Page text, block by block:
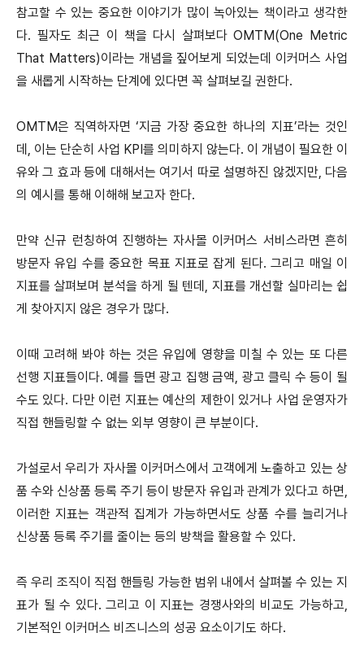
참고할 수 있는 중요한 이야기가 많이 녹아있는 책이라고 생각한
다. 필자도 최근 이 책을 다시 살펴보다 OMTM(One Metric
That Matters)이라는 개념을 짚어보게 되었는데 이커머스 사업
을 새롭게 시작하는 단계에 있다면 꼭 살펴보길 권한다.
OMTM은 직역하자면 ‘지금 가장 중요한 하나의 지표’라는 것인
데, 이는 단순히 사업 KPI를 의미하지 않는다. 이 개념이 필요한 이
유와 그 효과 등에 대해서는 여기서 따로 설명하진 않겠지만, 다음
의 예시를 통해 이해해 보고자 한다.
만약 신규 런칭하여 진행하는 자사몰 이커머스 서비스라면 흔히
방문자 유입 수를 중요한 목표 지표로 잡게 된다. 그리고 매일 이
지표를 살펴보며 분석을 하게 될 텐데, 지표를 개선할 실마리는 쉽
게 찾아지지 않은 경우가 많다.
이때 고려해 봐야 하는 것은 유입에 영향을 미칠 수 있는 또 다른
선행 지표들이다. 예를 들면 광고 집행 금액, 광고 클릭 수 등이 될
수도 있다. 다만 이런 지표는 예산의 제한이 있거나 사업 운영자가
직접 핸들링할 수 없는 외부 영향이 큰 부분이다.
가설로서 우리가 자사몰 이커머스에서 고객에게 노출하고 있는 상
품 수와 신상품 등록 주기 등이 방문자 유입과 관계가 있다고 하면,
이러한 지표는 객관적 집계가 가능하면서도 상품 수를 늘리거나
신상품 등록 주기를 줄이는 등의 방책을 활용할 수 있다.
즉 우리 조직이 직접 핸들링 가능한 범위 내에서 살펴볼 수 있는 지
표가 될 수 있다. 그리고 이 지표는 경쟁사와의 비교도 가능하고,
기본적인 이커머스 비즈니스의 성공 요소이기도 하다.